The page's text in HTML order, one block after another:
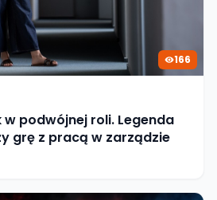
166
podwójnej roli. Legenda
grę z pracą w zarządzie